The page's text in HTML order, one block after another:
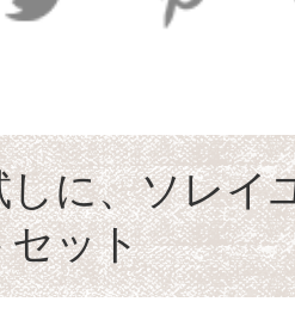
に、ソレイ
セット